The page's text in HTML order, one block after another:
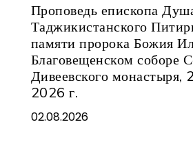
Проповедь епископа
Таджикистанского
памяти пророка Божия
Благовещенском соборе
Дивеевского монастыря,
2026 г.
02.08.2026